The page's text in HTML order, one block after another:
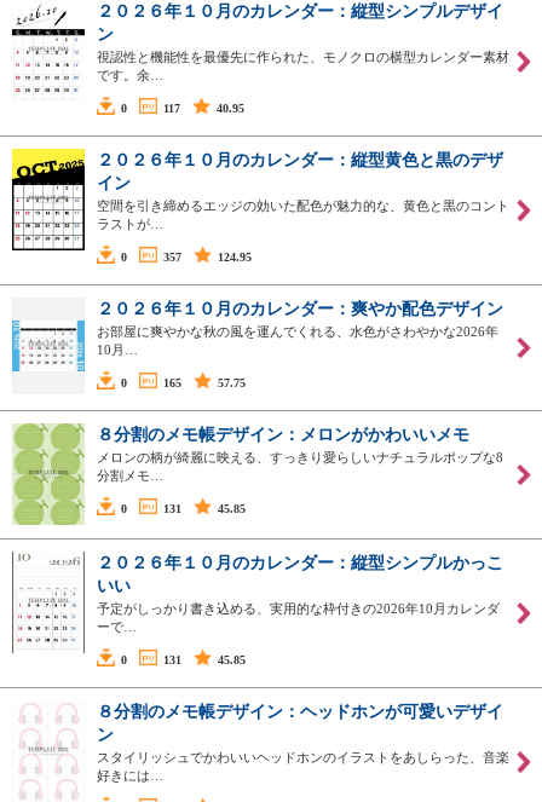
２０２６年１０月のカレンダー：縦型シンプルデザイ
ン
視認性と機能性を最優先に作られた、モノクロの横型カレンダー素材
です。余…
0 117 40.95
２０２６年１０月のカレンダー：縦型黄色と黒のデザ
イン
空間を引き締めるエッジの効いた配色が魅力的な、黄色と黒のコント
ラストが…
0 357 124.95
２０２６年１０月のカレンダー：爽やか配色デザイン
お部屋に爽やかな秋の風を運んでくれる、水色がさわやかな2026年
10月…
0 165 57.75
８分割のメモ帳デザイン：メロンがかわいいメモ
メロンの柄が綺麗に映える、すっきり愛らしいナチュラルポップな8
分割メモ…
0 131 45.85
２０２６年１０月のカレンダー：縦型シンプルかっこ
いい
予定がしっかり書き込める、実用的な枠付きの2026年10月カレンダ
ーで…
0 131 45.85
８分割のメモ帳デザイン：ヘッドホンが可愛いデザイ
ン
スタイリッシュでかわいいヘッドホンのイラストをあしらった、音楽
好きには…